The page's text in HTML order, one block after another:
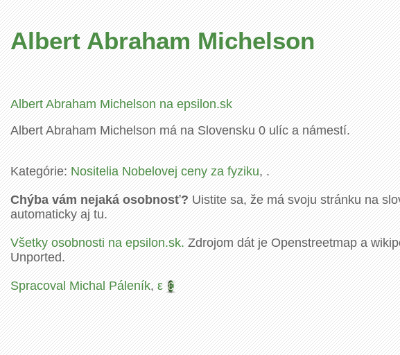
Albert Abraham Michelson
Albert Abraham Michelson na epsilon.sk
Albert Abraham Michelson má na Slovensku 0 ulíc a námestí.
Kategórie:Nositelia Nobelovej ceny za fyziku, .
Chýba vám nejaká osobnosť?Uistite sa, že má svoju stránku na
automaticky aj tu.
Všetky osobnosti na epsilon.sk.Zdrojom dát je Openstreetmap a
Unported.
Spracoval Michal Páleník,ε